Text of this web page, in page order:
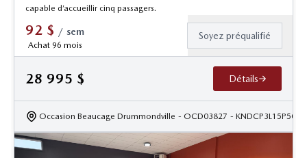
capable d’accueillir cinq passagers.
92 $ / sem
Achat 96 mois
Soyez préqualifié
28 995 $ Détails
Occasion Beaucage Drummondville - OCD03827 -